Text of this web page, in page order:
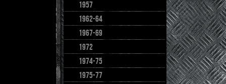
1957
1962-64
1967-69
1972
1974-75
1975-77